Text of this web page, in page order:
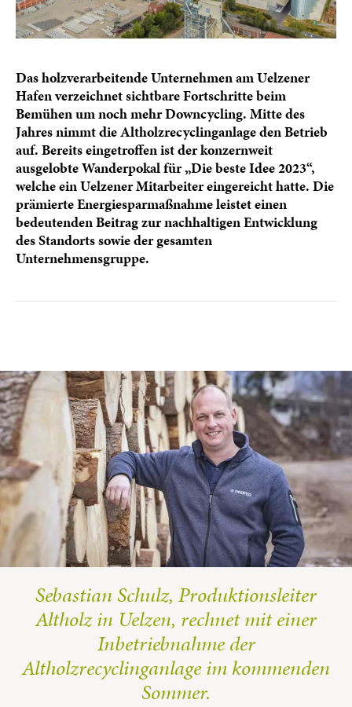
Das holzverarbeitende Unternehmen am Uelzener
Hafen verzeichnet sichtbare Fortschritte beim
Bemühen um noch mehr Downcycling. Mitte des
Jahres nimmt die Altholzrecyclinganlage den Betrieb
auf. Bereits eingetroffen ist der konzernweit
ausgelobte Wanderpokal für „Die beste Idee 2023“,
welche ein Uelzener Mitarbeiter eingereicht hatte. Die
prämierte Energiesparmaßnahme leistet einen
bedeutenden Beitrag zur nachhaltigen Entwicklung
des Standorts sowie der gesamten
Unternehmensgruppe.
Sebastian Schulz, Produktionsleiter
Altholz in Uelzen, rechnet mit einer
Inbetriebnahme der
Altholzrecyclinganlage im kommenden
Sommer.